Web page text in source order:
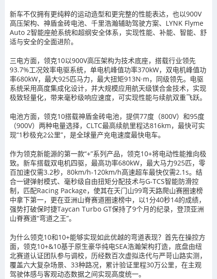
新车不仅拥有更纯粹的运动造型和更完整的性能表达，也以900V
高压架构、神盾金砖电池、千里浩瀚辅助驾驶方案、LYNK Flyme
Auto 2智能座舱系统和超纲安全体系，实现性能、补能、智能、舒
适与安全的全面进阶。
三电方面，领克10以900V高压架构为技术底座，搭载行业领先
93.7%工况效率电驱系统，单电机峰值功率370kW，双电机峰值功
率680kW，最大925匹马力，最大扭矩913N·m，同级领先。电驱
系统采用高度集成化设计，并大规模应用航天级镁合金技术，实现
极致轻量化，带来毫秒级响应速度，可实现性能与续航双重飞跃。
电池方面，领克10搭载神盾金砖电池，提供77度（800V）和95度
（900V）两种电量选择，CLTC最高续航里程达816km，最快可实
现“1秒极充2公里”，是全球量产充电速度最快电车。
作为领克新能源的第一款“+”系列产品，领克10+将电动性能推向极
致。新车搭载双电机四驱，最高功率680kW，最大马力925匹，零
百加速仅需3.2秒，80km/h-120km/h高速超车最快仅需2.1s。结
合一键弹射模式、毫秒级自由扭矩分配技术与G-TCS智能防滑控
制，匹配Racing Package，使其在天门山99弯天路爬山赛圈速榜
中拿下第一，更在亚洲山脊赛道圈速榜中，以1分40秒14的成绩，
强势打破保时捷Taycan Turbo GT保持了9个月的纪录，登顶亚洲
山脊赛道“弯道之王”。
为什么领克10和10+能够实现如此优越的弯道表现？首先在操控方
面，领克10+&10基于原生豪华纯电SEA浩瀚架构打造，底盘由纽
北赛道认证团队参与调校，历经数百次虚拟迭代与严苛山路实测，
覆盖六大复杂场景、33种路况，累计验证里程30万公里，在主观
驾驶体感与客观动态数据之间实现高度统一。